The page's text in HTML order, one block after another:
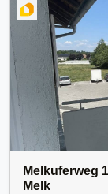
Melkuferweg
Melk